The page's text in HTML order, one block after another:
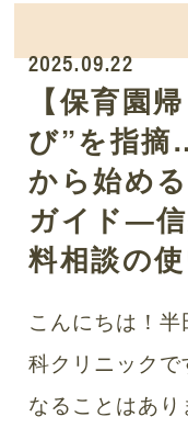
2025.09.22
【保育園
び”を指
から始め
ガイド—
料相談の
こんにちは！
科クリニック
なることはあ